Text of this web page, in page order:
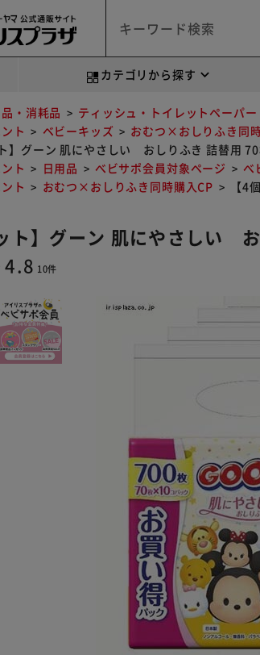
カテゴリから探す
・消耗品 ティッシュ・トイレットペーパー
ト ベビーキッズ おむつ×おしりふき同
ト】グーン 肌にやさしい おしりふき 詰替用
ト 日用品 べビサポ会員対象ページ べ
ト おむつ×おしりふき同時購入CP 【4
ト】グーン 肌にやさしい
4.8 10件